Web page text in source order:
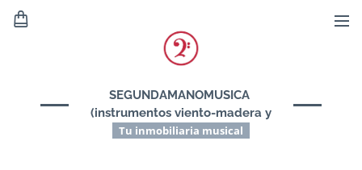
SEGUNDAMANOMUSICA
(instrumentos viento-madera y
viento-metal)
Tu inmobiliaria musical